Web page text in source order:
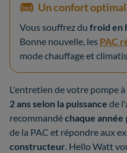
Un confort
Vous souffrez du froid en
Bonne nouvelle, les PAC
mode chauffage et
L'entretien de votre pompe
2 ans selon la puissance de
recommandéchaque année
de la PAC et répondre aux
constructeur. Hello Watt